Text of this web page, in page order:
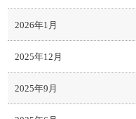
2026年1月
2025年12月
2025年9月